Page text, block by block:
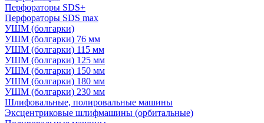
Перфораторы SDS+
Перфораторы SDS max
УШМ (болгарки)
УШМ (болгарки) 76 мм
УШМ (болгарки) 115 мм
УШМ (болгарки) 125 мм
УШМ (болгарки) 150 мм
УШМ (болгарки) 180 мм
УШМ (болгарки) 230 мм
Шлифовальные, полировальные машины
Эксцентриковые шлифмашины (орбитальные)